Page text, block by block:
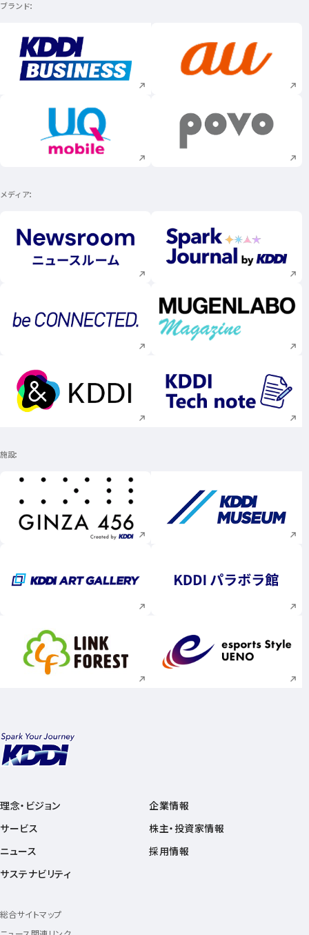
ブランド
新規ウィンドウで開く 新規ウィンドウで
新規ウィンドウで開く 新規ウィンドウで
メディア
新規ウィンドウで開く 新規ウィンドウで
新規ウィンドウで開く 新規ウィンドウで
新規ウィンドウで開く 新規ウィンドウで
施設
新規ウィンドウで開く 新規ウィンドウで
新規ウィンドウで開く 新規ウィンドウで
新規ウィンドウで開く 新規ウィンドウで
理念・ビジョン
サービス
ニュース
サステナビリティ
企業情報
株主・投資家情報
採用情報
総合サイトマップ